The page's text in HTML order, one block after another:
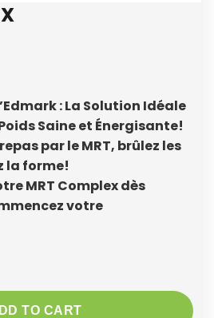
: La Solution Idéale
Saine et Énergisante!
par le MRT, brûlez les
la forme!
MRT Complex dès
votre
TO CART